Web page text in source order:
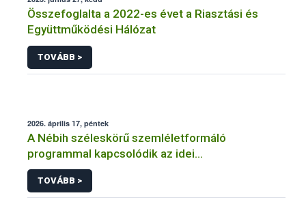
Összefoglalta a 2022-es évet a Riasztási és
Együttműködési Hálózat
TOVÁBB >
2026. április 17, péntek
A Nébih széleskörű szemléletformáló
programmal kapcsolódik az idei
Fenntarthatósági Témahéthez
TOVÁBB >